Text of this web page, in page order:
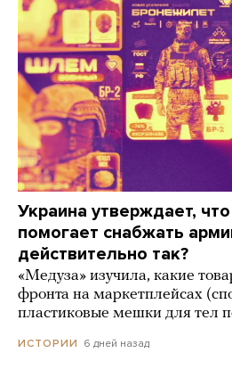
Украина утверждает,
помогает снабжать
действительно так?
«Медуза» изучила, какие
фронта на маркетплейсах
пластиковые мешки для тел
ИСТОРИИ 6 дней назад